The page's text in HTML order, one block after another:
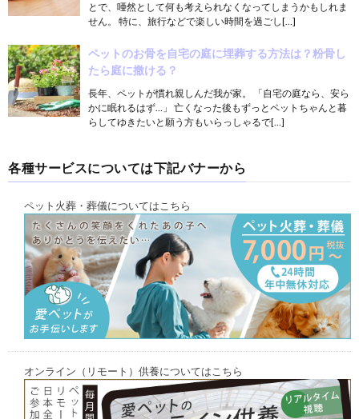
とで、唖然として何も考えられなくなってしまうかもしれま
せん。 特に、旅行などで楽しい時間を過ごし[…]
ペットのお骨を自宅の庭に埋葬する方法は？粉骨し
たら庭に撒ける？
長年、ペットが慣れ親しんだ我が家。 「自宅の庭なら、安ら
かに眠れるはず…」 亡くなった後もずっとペットちゃんと暮
らしてゆきたいと願う方もいらっしゃるで[…]
各種サービスについては下記バナーから
ペット火葬・葬儀についてはこちら
オンライン（リモート）供養についてはこちら